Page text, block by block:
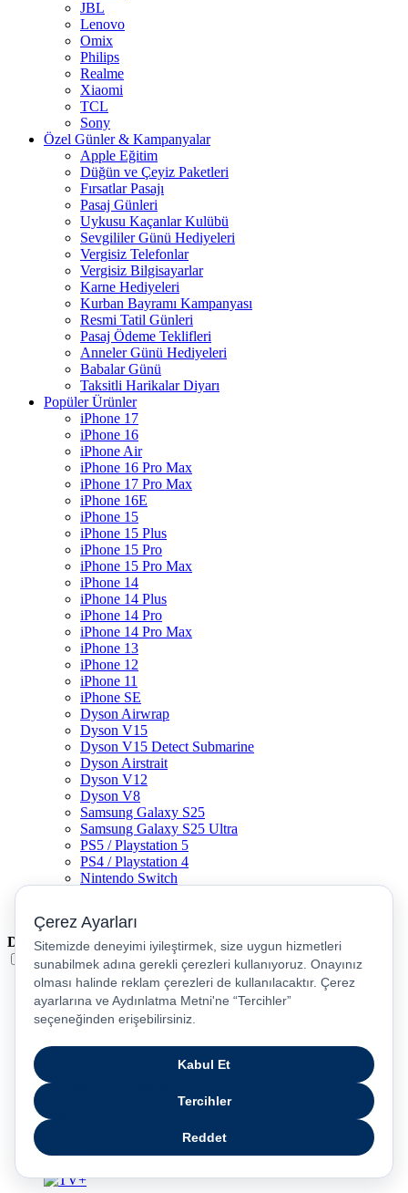
JBL
Lenovo
Omix
Philips
Realme
Xiaomi
TCL
Sony
Özel Günler & Kampanyalar
Apple Eğitim
Düğün ve Çeyiz Paketleri
Fırsatlar Pasajı
Pasaj Günleri
Uykusu Kaçanlar Kulübü
Sevgililer Günü Hediyeleri
Vergisiz Telefonlar
Vergisiz Bilgisayarlar
Karne Hediyeleri
Kurban Bayramı Kampanyası
Resmi Tatil Günleri
Pasaj Ödeme Teklifleri
Anneler Günü Hediyeleri
Babalar Günü
Taksitli Harikalar Diyarı
Popüler Ürünler
iPhone 17
iPhone 16
iPhone Air
iPhone 16 Pro Max
iPhone 17 Pro Max
iPhone 16E
iPhone 15
iPhone 15 Plus
iPhone 15 Pro
iPhone 15 Pro Max
iPhone 14
iPhone 14 Plus
iPhone 14 Pro
iPhone 14 Pro Max
iPhone 13
iPhone 12
iPhone 11
iPhone SE
Dyson Airwrap
Dyson V15
Dyson V15 Detect Submarine
Dyson Airstrait
Dyson V12
Dyson V8
Samsung Galaxy S25
Samsung Galaxy S25 Ultra
PS5 / Playstation 5
PS4 / Playstation 4
Nintendo Switch
Dil
Türkçe
English
عربى
русский